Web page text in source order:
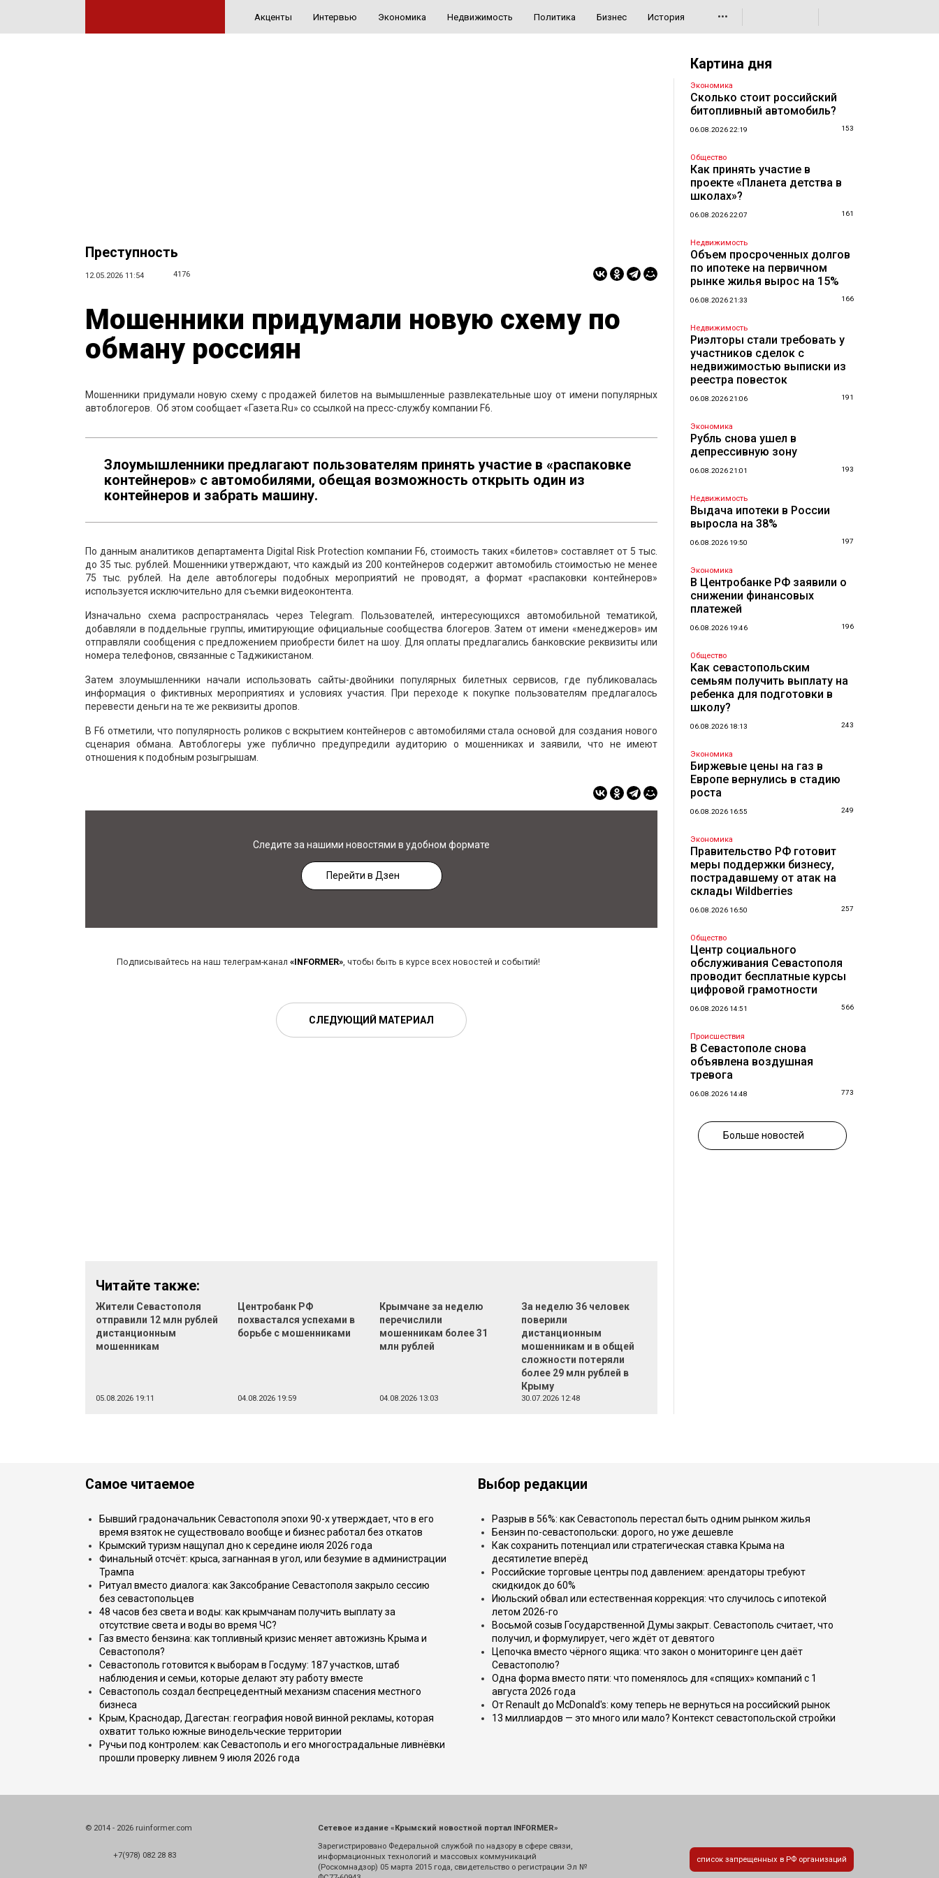
Акценты Интервью Экономика Недвижимость Политика Бизнес История •••
Преступность
12.05.2026 11:54 4176
Мошенники придумали новую схему по
обману россиян
Мошенники придумали новую схему с продажей билетов на вымышленные развлекательные шоу от имени популярных
автоблогеров. Об этом сообщает «Газета.Ru» со ссылкой на пресс-службу компании F6.
Злоумышленники предлагают пользователям принять участие в «распаковке
контейнеров» с автомобилями, обещая возможность открыть один из
контейнеров и забрать машину.
По данным аналитиков департамента Digital Risk Protection компании F6, стоимость таких «билетов» составляет от 5 тыс.
до 35 тыс. рублей. Мошенники утверждают, что каждый из 200 контейнеров содержит автомобиль стоимостью не менее
75 тыс. рублей. На деле автоблогеры подобных мероприятий не проводят, а формат «распаковки контейнеров»
используется исключительно для съемки видеоконтента.
Изначально схема распространялась через Telegram. Пользователей, интересующихся автомобильной тематикой,
добавляли в поддельные группы, имитирующие официальные сообщества блогеров. Затем от имени «менеджеров» им
отправляли сообщения с предложением приобрести билет на шоу. Для оплаты предлагались банковские реквизиты или
номера телефонов, связанные с Таджикистаном.
Затем злоумышленники начали использовать сайты-двойники популярных билетных сервисов, где публиковалась
информация о фиктивных мероприятиях и условиях участия. При переходе к покупке пользователям предлагалось
перевести деньги на те же реквизиты дропов.
В F6 отметили, что популярность роликов с вскрытием контейнеров с автомобилями стала основой для создания нового
сценария обмана. Автоблогеры уже публично предупредили аудиторию о мошенниках и заявили, что не имеют
отношения к подобным розыгрышам.
Следите за нашими новостями в удобном формате
Перейти в Дзен
Подписывайтесь на наш телеграм-канал «INFORMER», чтобы быть в курсе всех новостей и событий!
СЛЕДУЮЩИЙ МАТЕРИАЛ
Читайте также:
Жители Севастополя
отправили 12 млн рублей
дистанционным
мошенникам
05.08.2026 19:11
Центробанк РФ
похвастался успехами в
борьбе с мошенниками
04.08.2026 19:59
Крымчане за неделю
перечислили
мошенникам более 31
млн рублей
04.08.2026 13:03
За неделю 36 человек
поверили
дистанционным
мошенникам и в общей
сложности потеряли
более 29 млн рублей в
Крыму
30.07.2026 12:48
Картина дня
Экономика
Сколько стоит российский
битопливный автомобиль?
06.08.2026 22:19 153
Общество
Как принять участие в
проекте «Планета детства в
школах»?
06.08.2026 22:07 161
Недвижимость
Объем просроченных долгов
по ипотеке на первичном
рынке жилья вырос на 15%
06.08.2026 21:33 166
Недвижимость
Риэлторы стали требовать у
участников сделок с
недвижимостью выписки из
реестра повесток
06.08.2026 21:06 191
Экономика
Рубль снова ушел в
депрессивную зону
06.08.2026 21:01 193
Недвижимость
Выдача ипотеки в России
выросла на 38%
06.08.2026 19:50 197
Экономика
В Центробанке РФ заявили о
снижении финансовых
платежей
06.08.2026 19:46 196
Общество
Как севастопольским
семьям получить выплату на
ребенка для подготовки в
школу?
06.08.2026 18:13 243
Экономика
Биржевые цены на газ в
Европе вернулись в стадию
роста
06.08.2026 16:55 249
Экономика
Правительство РФ готовит
меры поддержки бизнесу,
пострадавшему от атак на
склады Wildberries
06.08.2026 16:50 257
Общество
Центр социального
обслуживания Севастополя
проводит бесплатные курсы
цифровой грамотности
06.08.2026 14:51 566
Происшествия
В Севастополе снова
объявлена воздушная
тревога
06.08.2026 14:48 773
Больше новостей
Самое читаемое
Бывший градоначальник Севастополя эпохи 90-х утверждает, что в его
время взяток не существовало вообще и бизнес работал без откатов
Крымский туризм нащупал дно к середине июля 2026 года
Финальный отсчёт: крыса, загнанная в угол, или безумие в администрации
Трампа
Ритуал вместо диалога: как Заксобрание Севастополя закрыло сессию
без севастопольцев
48 часов без света и воды: как крымчанам получить выплату за
отсутствие света и воды во время ЧС?
Газ вместо бензина: как топливный кризис меняет автожизнь Крыма и
Севастополя?
Севастополь готовится к выборам в Госдуму: 187 участков, штаб
наблюдения и семьи, которые делают эту работу вместе
Севастополь создал беспрецедентный механизм спасения местного
бизнеса
Крым, Краснодар, Дагестан: география новой винной рекламы, которая
охватит только южные винодельческие территории
Ручьи под контролем: как Севастополь и его многострадальные ливнёвки
прошли проверку ливнем 9 июля 2026 года
Выбор редакции
Разрыв в 56%: как Севастополь перестал быть одним рынком жилья
Бензин по-севастопольски: дорого, но уже дешевле
Как сохранить потенциал или стратегическая ставка Крыма на
десятилетие вперёд
Российские торговые центры под давлением: арендаторы требуют
скидкидок до 60%
Июльский обвал или естественная коррекция: что случилось с ипотекой
летом 2026-го
Восьмой созыв Государственной Думы закрыт. Севастополь считает, что
получил, и формулирует, чего ждёт от девятого
Цепочка вместо чёрного ящика: что закон о мониторинге цен даёт
Севастополю?
Одна форма вместо пяти: что поменялось для «спящих» компаний с 1
августа 2026 года
От Renault до McDonald's: кому теперь не вернуться на российский рынок
13 миллиардов — это много или мало? Контекст севастопольской стройки
© 2014 - 2026 ruinformer.com
+7(978) 082 28 83
Сетевое издание «Крымский новостной портал INFORMER»
Зарегистрировано Федеральной службой по надзору в сфере связи,
информационных технологий и массовых коммуникаций
(Роскомнадзор) 05 марта 2015 года, свидетельство о регистрации Эл №
список запрещенных в РФ организаций